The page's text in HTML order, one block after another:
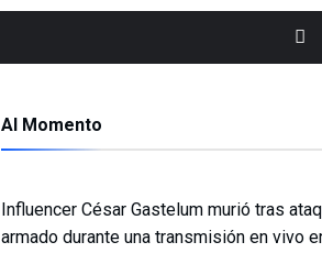
Al Momento
Influencer César Gastelum murió tras
armado durante una transmisión en vivo